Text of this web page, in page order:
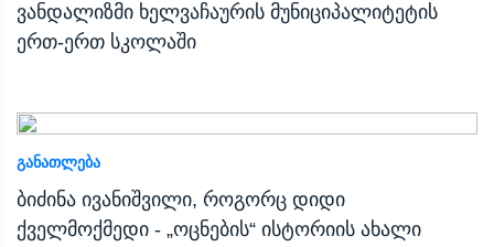
ვანდალიზმი ხელვაჩაურის მუნიციპალიტეტის
ერთ-ერთ სკოლაში
ᲒᲐᲜᲐᲗᲚᲔᲑᲐ
ბიძინა ივანიშვილი, როგორც დიდი
ქველმოქმედი - „ოცნების“ ისტორიის ახალი